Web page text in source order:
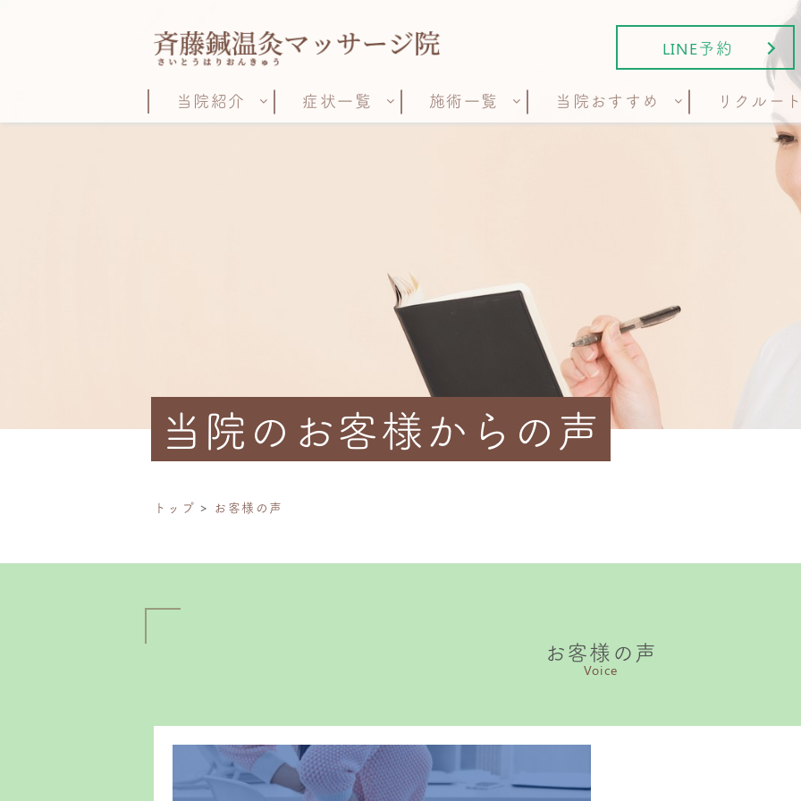
LINE予約
当院紹介 症状一覧 施術一覧 当院おすすめ リクルー
当院のお客様からの声
トップ お客様の声
お客様の声
Voice